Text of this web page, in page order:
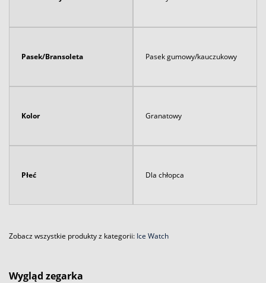
Pasek/Bransoleta Pasek gumowy/kauczukowy
Kolor Granatowy
Płeć Dla chłopca
Zobacz wszystkie produkty z kategorii: Ice Watch
Wygląd zegarka